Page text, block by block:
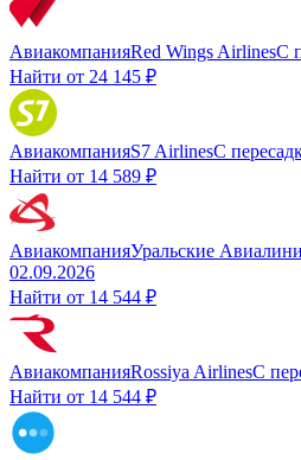
АвиакомпанияRed Wings AirlinesС
Найти от 24 145 ₽
АвиакомпанияS7 AirlinesС
Найти от 14 589 ₽
АвиакомпанияУральские
02.09.2026
Найти от 14 544 ₽
АвиакомпанияRossiya AirlinesС
Найти от 14 544 ₽